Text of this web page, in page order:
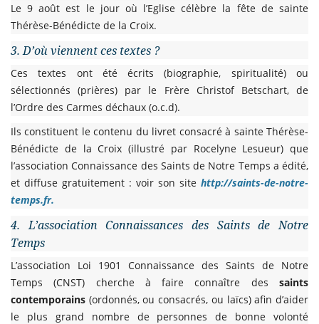
Le 9 août est le jour où l’Eglise célèbre la fête de sainte
Thérèse-Bénédicte de la Croix.
3. D’où viennent ces textes ?
Ces textes ont été écrits (biographie, spiritualité) ou
sélectionnés (prières) par le Frère Christof Betschart, de
l’Ordre des Carmes déchaux (o.c.d).
Ils constituent le contenu du livret consacré à sainte Thérèse-
Bénédicte de la Croix (illustré par Rocelyne Lesueur) que
l’association Connaissance des Saints de Notre Temps a édité,
et diffuse gratuitement : voir son site http://saints-de-notre-
temps.fr.
4. L’association Connaissances des Saints de Notre
Temps
L’association Loi 1901 Connaissance des Saints de Notre
Temps
(CNST) cherche à faire connaître dessaints
contemporains (ordonnés, ou consacrés, ou laïcs) afin d’aider
le plus grand nombre de personnes de bonne volonté